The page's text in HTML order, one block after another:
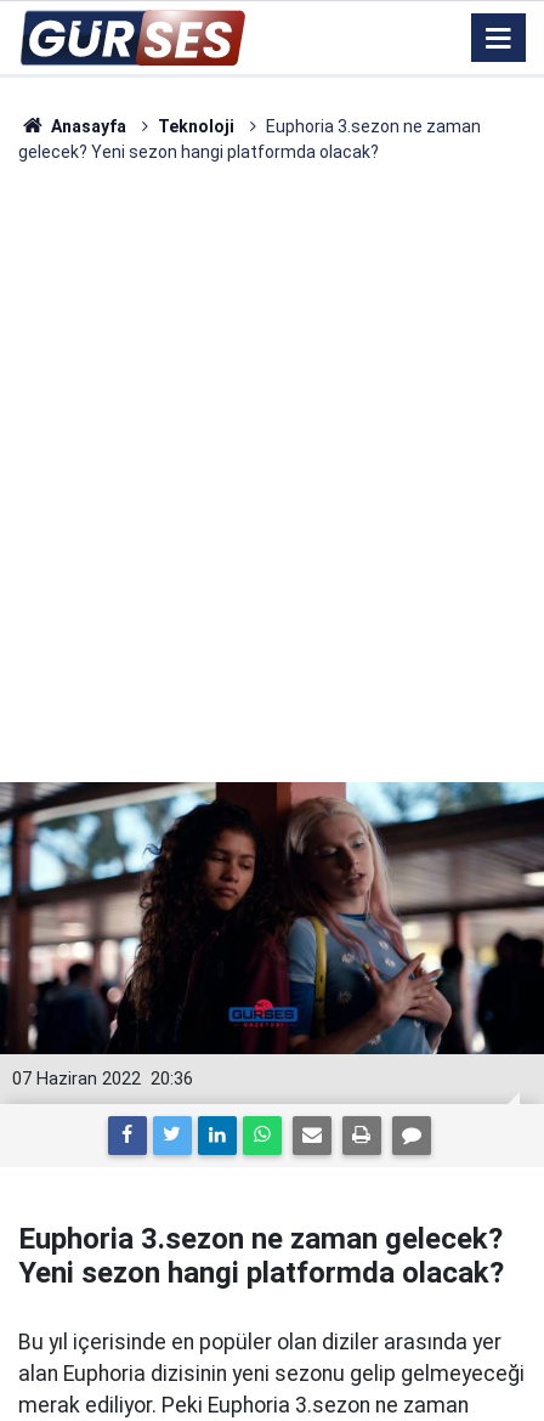
Anasayfa Teknoloji
Euphoria 3.sezon ne zaman
gelecek? Yeni sezon hangi platformda olacak?
20:36
07 Haziran 2022
Euphoria 3.sezon ne zaman gelecek?
Yeni sezon hangi platformda olacak?
Bu yıl içerisinde en popüler olan diziler arasında yer
alan Euphoria dizisinin yeni sezonu gelip gelmeyeceği
merak ediliyor. Peki Euphoria 3.sezon ne zaman